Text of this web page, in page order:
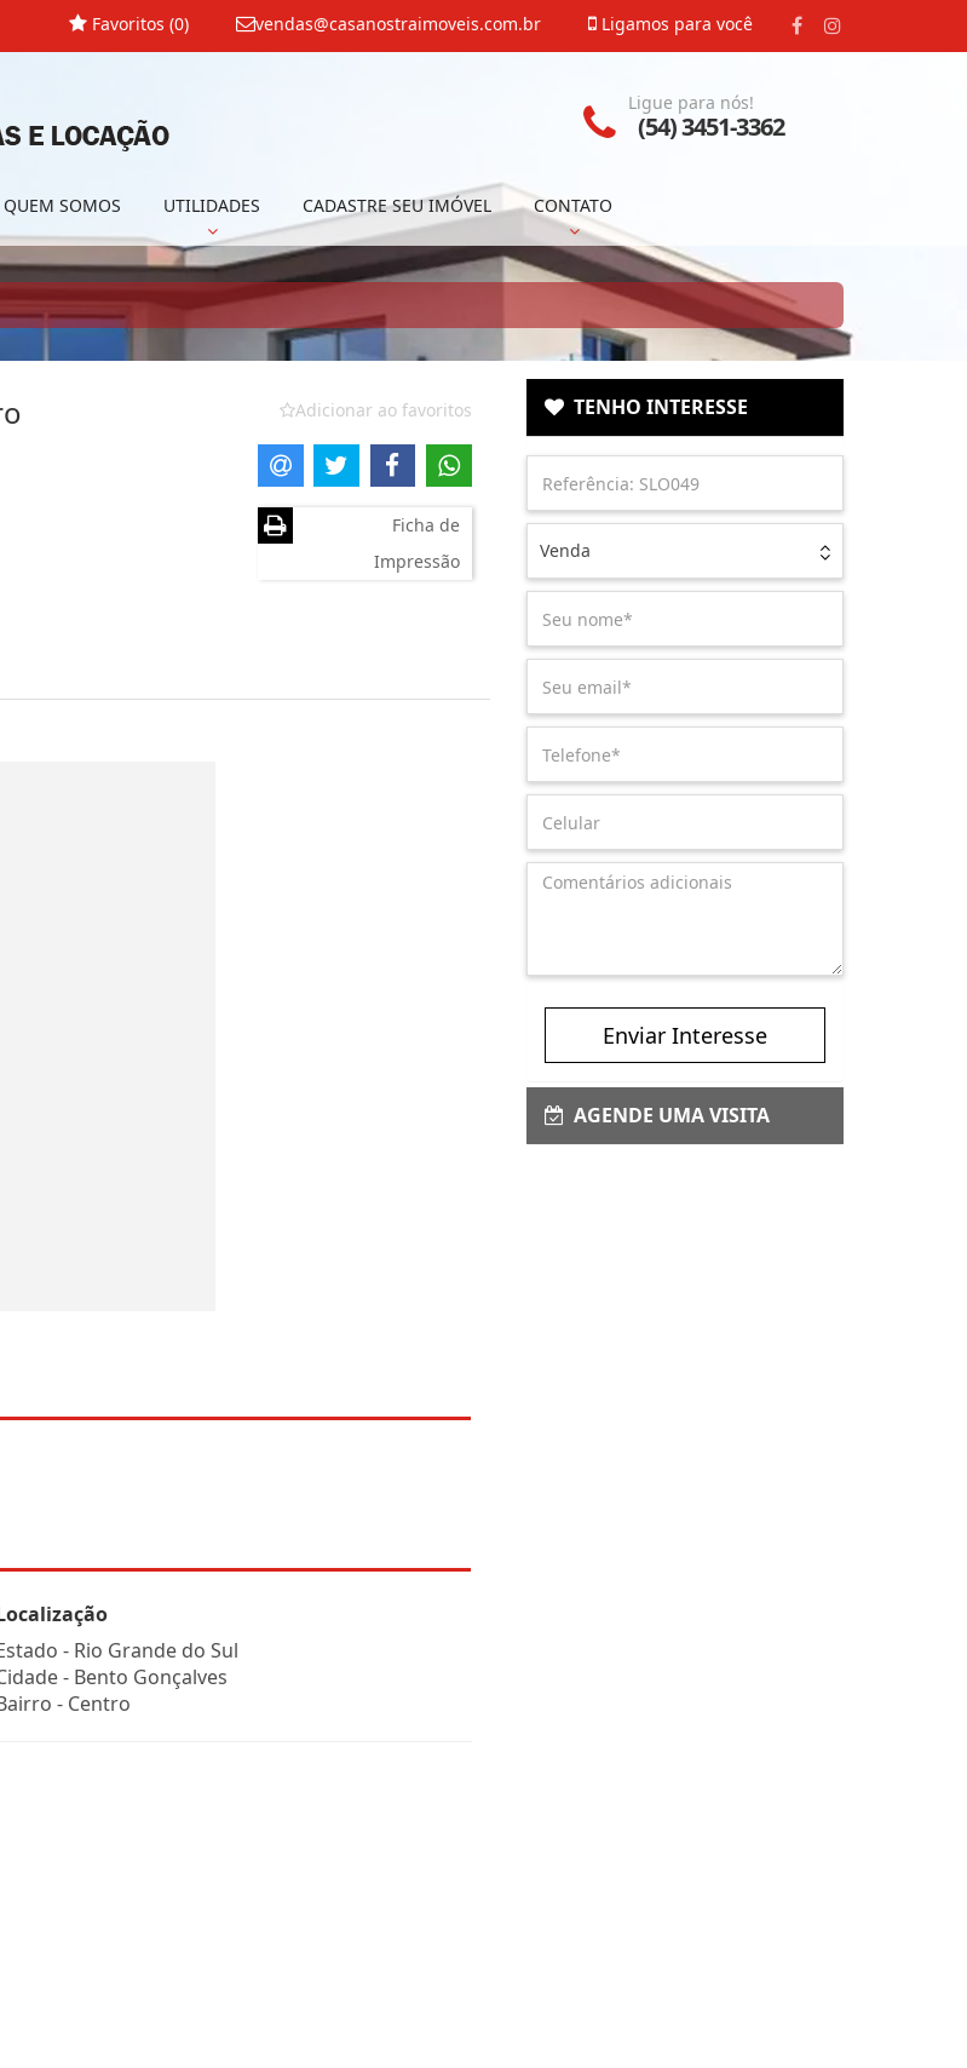
Ligamos para você
vendas@casanostraimoveis.com.br
Favoritos (0)
QUEM SOMOS UTILIDADES CADASTRE SEU IMÓVEL CONTATO
Ligue para nós!
(54) 3451-3362
Adicionar ao favoritos
Ficha de
Impressão
- Rio Grande do Sul
- Bento Gonçalves
- Centro
TENHO INTERESSE
Venda
Enviar Interesse